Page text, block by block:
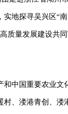
地探寻吴兴区“
质量发展建设共
中国重要农业
、溇港青创、